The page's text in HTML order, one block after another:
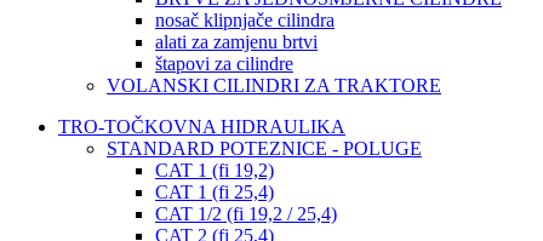
nosač klipnjače cilindra
alati za zamjenu brtvi
štapovi za cilindre
VOLANSKI CILINDRI ZA TRAKTORE
TRO-TOČKOVNA HIDRAULIKA
STANDARD POTEZNICE - POLUGE
CAT 1 (fi 19,2)
CAT 1 (fi 25,4)
CAT 1/2 (fi 19,2 / 25,4)
CAT 2 (fi 25,4)